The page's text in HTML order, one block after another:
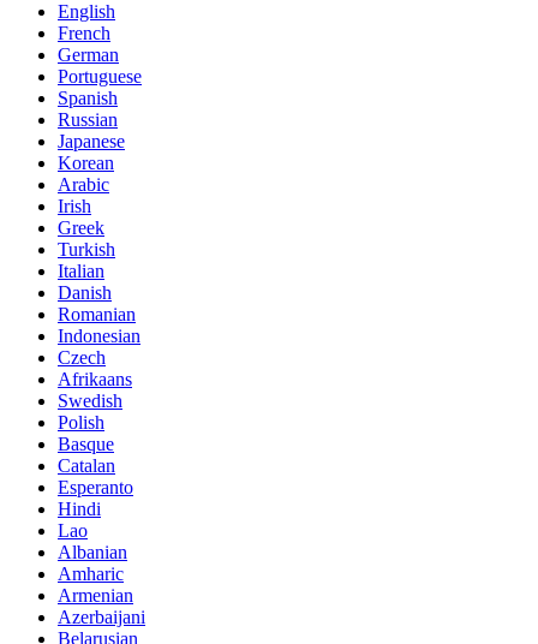
English
French
German
Portuguese
Spanish
Russian
Japanese
Korean
Arabic
Irish
Greek
Turkish
Italian
Danish
Romanian
Indonesian
Czech
Afrikaans
Swedish
Polish
Basque
Catalan
Esperanto
Hindi
Lao
Albanian
Amharic
Armenian
Azerbaijani
Belarusian